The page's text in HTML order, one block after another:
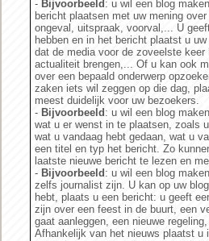
- Bijvoorbeeld: u wil een blog
bericht plaatsen met uw mening
ongeval, uitspraak, voorval,... U
hebben en in het bericht plaatst u
dat de media voor de zoveelste
actualiteit brengen,... Of u kan ook
over een bepaald onderwerp
zaken iets wil zeggen op die dag,
meest duidelijk voor uw bezoekers.
- Bijvoorbeeld: u wil een blog
wat u er wenst in te plaatsen, zoals
wat u vandaag hebt gedaan, wat u
een titel en typ het bericht. Zo
laatste nieuwe bericht te lezen en
- Bijvoorbeeld: u wil een blog
zelfs journalist zijn. U kan op uw
hebt, plaats u een bericht: u geeft
zijn over een feest in de buurt, een
gaat aanleggen, een nieuwe
Afhankelijk van het nieuws plaatst u